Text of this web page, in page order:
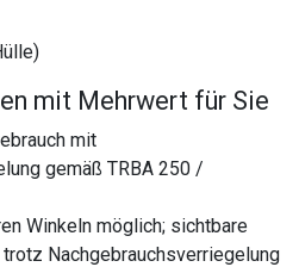
mit Mehrwert für Sie
mit
gemäß TRBA 250 /
Winkeln möglich; sichtbare
Nachgebrauchsverriegelung